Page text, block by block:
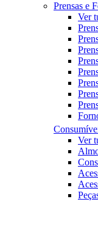
Prensas e
Ver
Ver